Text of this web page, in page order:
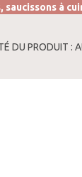
saucissons à
DU PRODUIT :